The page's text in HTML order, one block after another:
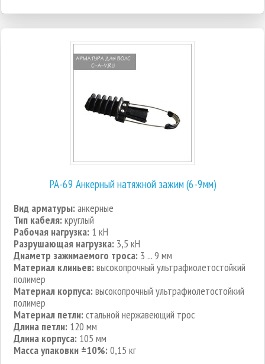
РА-69 Анкерный натяжной зажим (6-9мм)
Вид арматуры:анкерные
Тип кабеля:круглый
Рабочая нагрузка: 1 кН
Разрушающая нагрузка: 3,5 кН
Диаметр зажимаемого троса: 3 ... 9 мм
Материал клиньев:высокопрочный ультрафиолетостойкий
полимер
Материал корпуса:высокопрочный ультрафиолетостойкий
полимер
Материал петли:стальной нержавеющий трос
Длина петли: 120 мм
Длина корпуса: 105 мм
Масса упаковки ±10%:0,15 кг